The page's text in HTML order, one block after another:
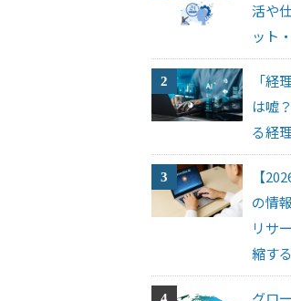
活や
ット
「経
は嘘
る経
【
の情
リサ
縮す